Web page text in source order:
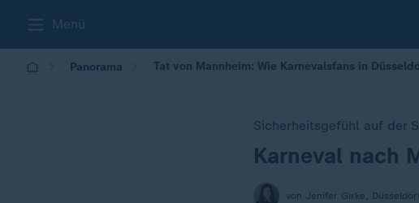
Menü
Panorama Tat von Mannheim: Wie Karnevalsfans in
Sicherheitsgefühl auf der
:Karneval nach
von Jenifer Girke,